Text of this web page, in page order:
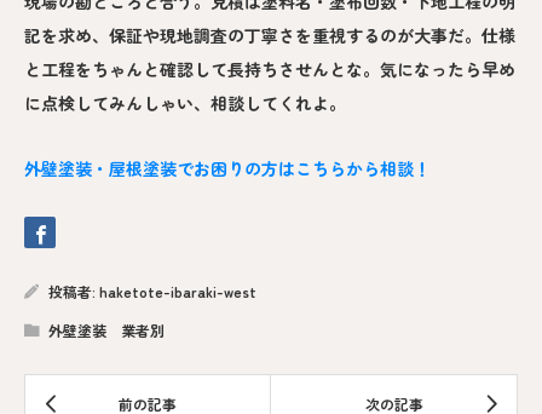
記を求め、保証や現地調査の丁寧さを重視するのが大事だ。仕様
と工程をちゃんと確認して長持ちさせんとな。気になったら早め
に点検してみんしゃい、相談してくれよ。
外壁塗装・屋根塗装でお困りの方はこちらから相談！
投稿者: haketote-ibaraki-west
外壁塗装 業者別